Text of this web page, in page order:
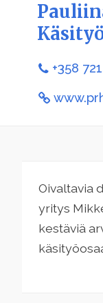
+358
Oivaltavia
yritys
kestäviä